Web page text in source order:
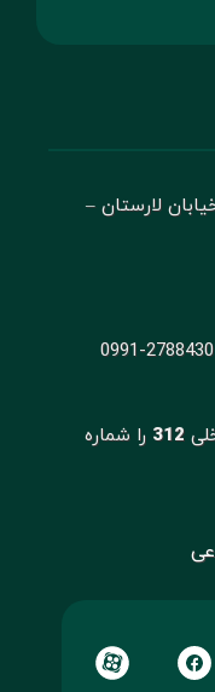
لارستان –
0991-
312 را شماره